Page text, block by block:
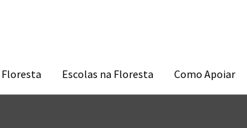
Floresta Escolas na Floresta Como Apoiar